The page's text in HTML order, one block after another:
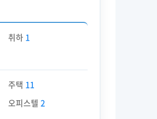
취하 1
주택 11
오피스텔 2